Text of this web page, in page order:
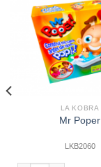
LA KOBRA
Mr Poper
LKB2060